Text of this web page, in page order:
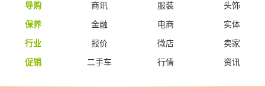
导购
商讯 服装
头饰
保养
金融 电商
实体
行业
报价 微店
卖家
促销
二手车 行情 资讯